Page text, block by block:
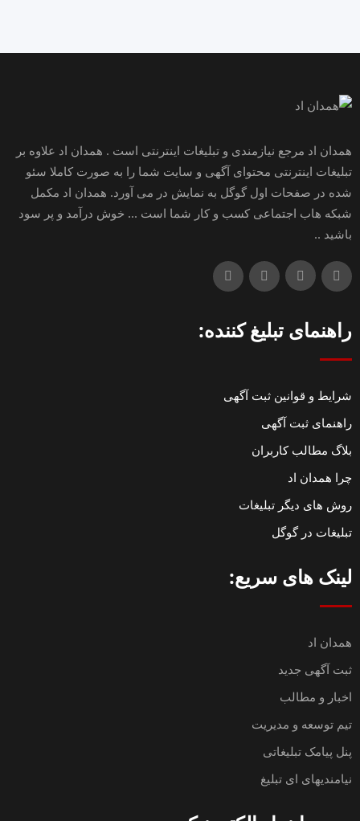
همدان اد مرجع نیازمندی و تبلیغات اینترنتی است . همدان اد علاوه بر
تبلیغات اینترنتی محتوای آگهی و سایت شما را به صورت کاملا سئو
شده در صفحات اول گوگل به نمایش در می آورد. همدان اد مکمل
شبکه هاب اجتماعی کسب و کار شما است ... خوش درآمد و پر سود
باشید ..
راهنمای تبلیغ کننده:
شرایط و قوانین ثبت آگهی
راهنمای ثبت آگهی
بلاگ مطالب کاربران
چرا همدان اد
روش های دیگر تبلیغات
تبلیغات در گوگل
لینک های سریع:
همدان اد
ثبت آگهی جدید
اخبار و مطالب
تیم توسعه و مدیریت
پنل پیامک تبلیغاتی
نیامندیهای ای تبلیغ